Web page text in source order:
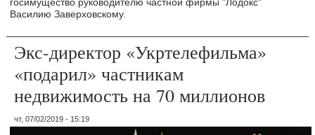
Василию Заверховскому.
Экс-директор «Укртелефильма»
«подарил» частникам
недвижимость на 70 миллионов
чт, 07/02/2019 - 15:19